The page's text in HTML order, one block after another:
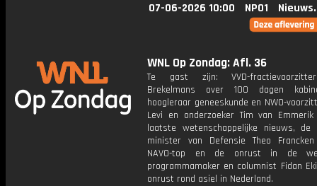
07-06-2026 10:00 NPO1
WNL Op Zondag: Afl. 36
Te gast zijn: VVD-
Brekelmans over 100 dagen
hoogleraar geneeskunde en NWO-
Levi en onderzoeker Tim van
laatste wetenschappelijke nieuws, de
minister van Defensie Theo
NAVO-top en de onrust in de
programmamaker en columnist Fidan
onrust rond asiel in Nederland.